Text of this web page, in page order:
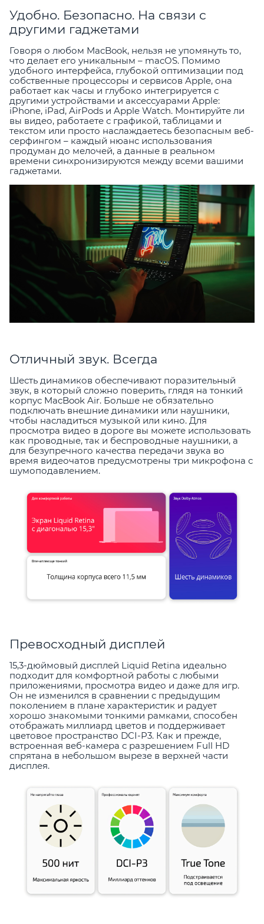
Удобно. Безопасно. На связи с
другими гаджетами
Говоря о любом MacBook, нельзя не упомянуть то,
что делает его уникальным – macOS. Помимо
удобного интерфейса, глубокой оптимизации под
собственные процессоры и сервисов Apple, она
работает как часы и глубоко интегрируется с
другими устройствами и аксессуарами Apple:
iPhone, iPad, AirPods и Apple Watch. Монтируйте ли
вы видео, работаете с графикой, таблицами и
текстом или просто наслаждаетесь безопасным веб-
серфингом – каждый нюанс использования
продуман до мелочей, а данные в реальном
времени синхронизируются между всеми вашими
гаджетами.
Отличный звук. Всегда
Шесть динамиков обеспечивают поразительный
звук, в который сложно поверить, глядя на тонкий
корпус MacBook Air. Больше не обязательно
подключать внешние динамики или наушники,
чтобы насладиться музыкой или кино. Для
просмотра видео в дороге вы можете использовать
как проводные, так и беспроводные наушники, а
для безупречного качества передачи звука во
время видеочатов предусмотрены три микрофона с
шумоподавлением.
Превосходный дисплей
15,3-дюймовый дисплей Liquid Retina идеально
подходит для комфортной работы с любыми
приложениями, просмотра видео и даже для игр.
Он не изменился в сравнении с предыдущим
поколением в плане характеристик и радует
хорошо знакомыми тонкими рамками, способен
отображать миллиард цветов и поддерживает
цветовое пространство DCI-P3. Как и прежде,
встроенная веб-камера с разрешением Full HD
спрятана в небольшом вырезе в верхней части
дисплея.